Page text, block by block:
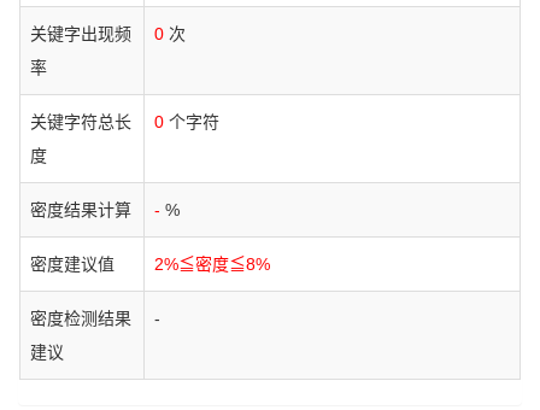
关键字出现频
率
0 次
关键字符总长
度
0 个字符
密度结果计算 - %
密度建议值 2%≦密度≦8%
密度检测结果
建议
-